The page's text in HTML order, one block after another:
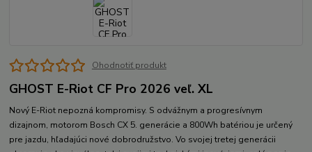
Ohodnotiť produkt
GHOST E-Riot CF Pro 2026 veľ. XL
Nový E-Riot nepozná kompromisy. S odvážnym a progresívnym
dizajnom, motorom Bosch CX 5. generácie a 800Wh batériou je určený
pre jazdu, hľadajúci nové dobrodružstvo. Vo svojej tretej generácii